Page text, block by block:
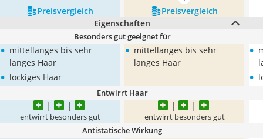
Preis­vergleich
Preis­vergleich
Eigenschaften
Besonders gut geeignet für
• mittellanges bis sehr
langes Haar
• lockiges Haar
• mittellanges bis sehr
langes Haar
•
•
Entwirrt Haar
entwirrt besonders gut entwirrt besonders gut
Antistatische Wirkung